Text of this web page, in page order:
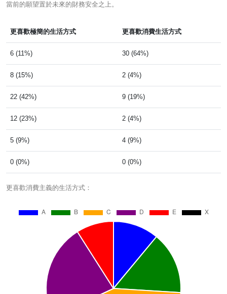
當前的願望置於未來的財務安全之上。
更喜歡極簡的生活方式 更喜歡消費生活方式
6 (11%) 30 (64%)
8 (15%) 2 (4%)
22 (42%) 9 (19%)
12 (23%) 2 (4%)
5 (9%) 4 (9%)
0 (0%) 0 (0%)
更喜歡消費主義的生活方式：